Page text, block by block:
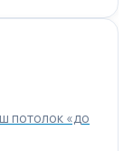
потолок «до